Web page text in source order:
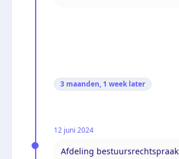
3 maanden, 1 week later
12 juni 2024
Afdeling bestuursrechtspraak